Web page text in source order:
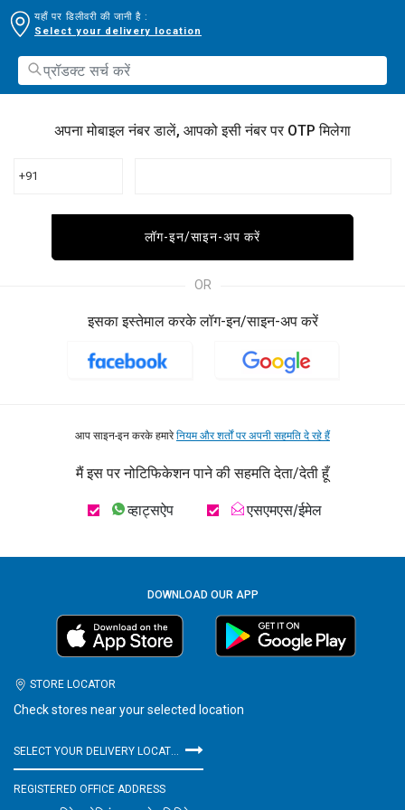
यहाँ पर डिलीवरी की जानी है :
Select your delivery location
अपना मोबाइल नंबर डालें, आपको इसी नंबर पर OTP मिलेगा
+91
लॉग-इन/साइन-अप करें
OR
इसका इस्तेमाल करके लॉग-इन/साइन-अप करें
आप साइन-इन करके हमारेनियम और शर्तों पर अपनी सहमति दे रहे हैं
मैं इस पर नोटिफिकेशन पाने की सहमति देता/देती हूँ
व्हाट्सऐप एसएमएस/ईमेल
DOWNLOAD OUR APP
STORE LOCATOR
Check stores near your selected location
SELECT YOUR DELIVERY LOCATION
REGISTERED OFFICE ADDRESS